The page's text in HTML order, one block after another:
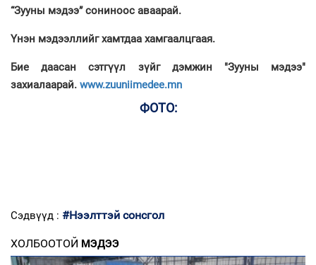
“Зууны мэдээ” сониноос аваарай.
Үнэн мэдээллийг хамтдаа хамгаалцгаая.
Бие даасан сэтгүүл зүйг дэмжин "Зууны мэдээ"
захиалаарай. www.zuuniimedee.mn
ФОТО:
Сэдвүүд : #Нээлттэй сонсгол
ХОЛБООТОЙ МЭДЭЭ